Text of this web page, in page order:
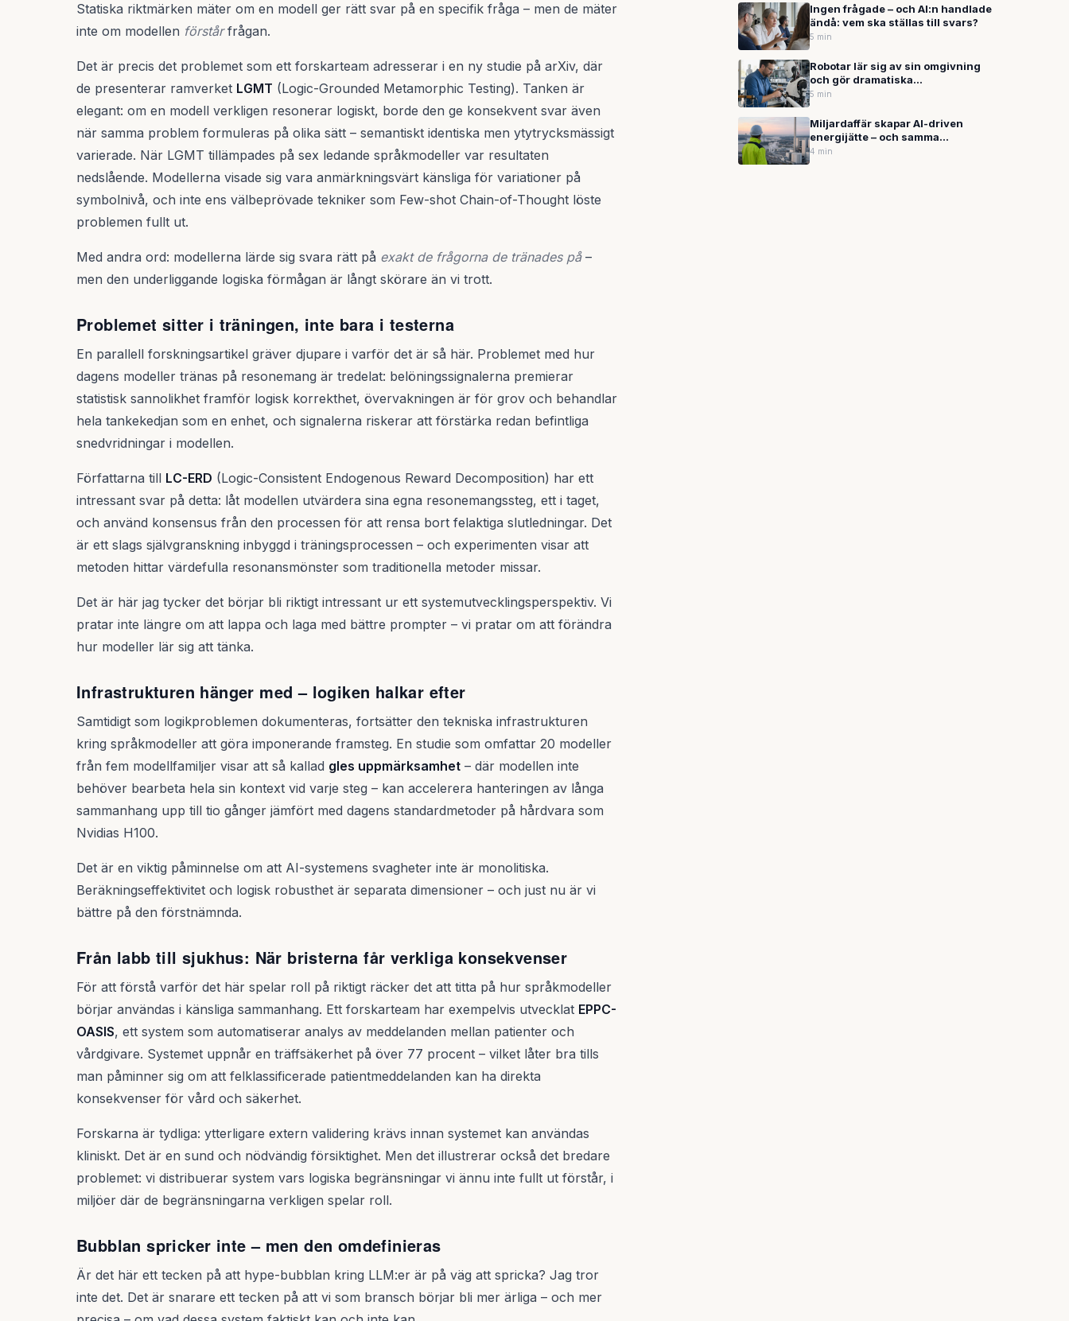
Statiska riktmärken mäter om en modell ger rätt svar på en specifik fråga – men de mäter
inte om modellen förstårfrågan.
Det är precis det problemet som ett forskarteam adresserar i en ny studie på arXiv, där
de presenterar ramverket LGMT (Logic-Grounded Metamorphic Testing). Tanken är
elegant: om en modell verkligen resonerar logiskt, borde den ge konsekvent svar även
när samma problem formuleras på olika sätt – semantiskt identiska men ytytrycksmässigt
varierade. När LGMT tillämpades på sex ledande språkmodeller var resultaten
nedslående. Modellerna visade sig vara anmärkningsvärt känsliga för variationer på
symbolnivå, och inte ens välbeprövade tekniker som Few-shot Chain-of-Thought löste
problemen fullt ut.
Med andra ord: modellerna lärde sig svara rätt på exakt de frågorna de tränades på–
men den underliggande logiska förmågan är långt skörare än vi trott.
Problemet sitter i träningen, inte bara i testerna
En parallell forskningsartikel gräver djupare i varför det är så här. Problemet med hur
dagens modeller tränas på resonemang är tredelat: belöningssignalerna premierar
statistisk sannolikhet framför logisk korrekthet, övervakningen är för grov och behandlar
hela tankekedjan som en enhet, och signalerna riskerar att förstärka redan befintliga
snedvridningar i modellen.
Författarna till LC-ERD (Logic-Consistent Endogenous Reward Decomposition) har ett
intressant svar på detta: låt modellen utvärdera sina egna resonemangssteg, ett i taget,
och använd konsensus från den processen för att rensa bort felaktiga slutledningar. Det
är ett slags självgranskning inbyggd i träningsprocessen – och experimenten visar att
metoden hittar värdefulla resonansmönster som traditionella metoder missar.
Det är här jag tycker det börjar bli riktigt intressant ur ett systemutvecklingsperspektiv. Vi
pratar inte längre om att lappa och laga med bättre prompter – vi pratar om att förändra
hur modeller lär sig att tänka.
Infrastrukturen hänger med – logiken halkar efter
Samtidigt som logikproblemen dokumenteras, fortsätter den tekniska infrastrukturen
kring språkmodeller att göra imponerande framsteg. En studie som omfattar 20 modeller
från fem modellfamiljer visar att så kallad gles uppmärksamhet – där modellen inte
behöver bearbeta hela sin kontext vid varje steg – kan accelerera hanteringen av långa
sammanhang upp till tio gånger jämfört med dagens standardmetoder på hårdvara som
Nvidias H100.
Det är en viktig påminnelse om att AI-systemens svagheter inte är monolitiska.
Beräkningseffektivitet och logisk robusthet är separata dimensioner – och just nu är vi
bättre på den förstnämnda.
Från labb till sjukhus: När bristerna får verkliga konsekvenser
För att förstå varför det här spelar roll på riktigt räcker det att titta på hur språkmodeller
börjar användas i känsliga sammanhang. Ett forskarteam har exempelvis utvecklat EPPC-
OASIS, ett system som automatiserar analys av meddelanden mellan patienter och
vårdgivare. Systemet uppnår en träffsäkerhet på över 77 procent – vilket låter bra tills
man påminner sig om att felklassificerade patientmeddelanden kan ha direkta
konsekvenser för vård och säkerhet.
Forskarna är tydliga: ytterligare extern validering krävs innan systemet kan användas
kliniskt. Det är en sund och nödvändig försiktighet. Men det illustrerar också det bredare
problemet: vi distribuerar system vars logiska begränsningar vi ännu inte fullt ut förstår, i
miljöer där de begränsningarna verkligen spelar roll.
Bubblan spricker inte – men den omdefinieras
Är det här ett tecken på att hype-bubblan kring LLM:er är på väg att spricka? Jag tror
inte det. Det är snarare ett tecken på att vi som bransch börjar bli mer ärliga – och mer
Ingen frågade – och AI:n handlade
ändå: vem ska ställas till svars?
5 min
Robotar lär sig av sin omgivning
och gör dramatiska
kvalitetssprång – men AI-
fläckar
5 min
Miljardaffär skapar AI-driven
energijätte – och samma
teknikskifte är på väg in i svenska
4 min